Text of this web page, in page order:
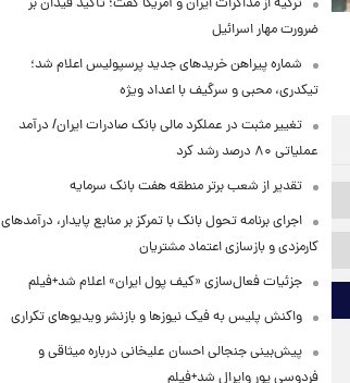
ضرورت مهار اسرائیل
شماره پیراهن خریدهای جدید پرسپولیس اعلام شد؛
تیکدری، محبی و سرگیف با اعداد ویژه
تغییر مثبت در عملکرد مالی بانک صادرات ایران/ درآمد
عملیاتی ۸۰ درصد رشد کرد
تقدیر از شعب برتر منطقه هفت بانک سرمایه
اجرای برنامه تحول بانک با تمرکز بر منابع پایدار، درآمدهای
کارمزدی و بازسازی اعتماد مشتریان
جزئیات فعال‌سازی «کیف پول ایران» اعلام شد+فیلم
واکنش پلیس به فیک نیوزها و بازنشر ویدیوهای تکراری
پیش‌بینی جنجالی احسان علیخانی درباره میثاقی و
فردوسی پور وایرال شد+فیلم